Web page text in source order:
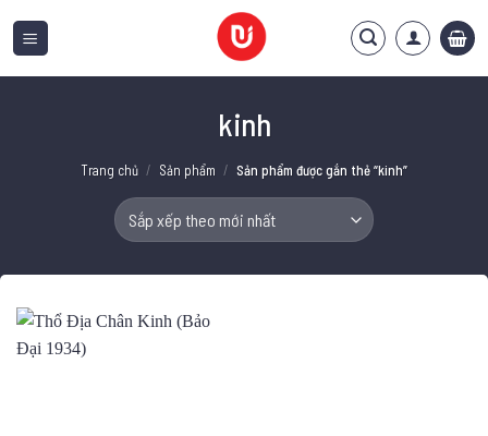
qua
kinh
Trang chủ / Sản phẩm / Sản phẩm được gắn thẻ “kinh”